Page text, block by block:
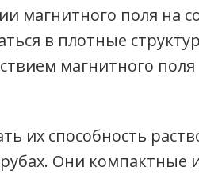
магнитного поля на
в плотные
магнитного поля
их способность
Они компактные